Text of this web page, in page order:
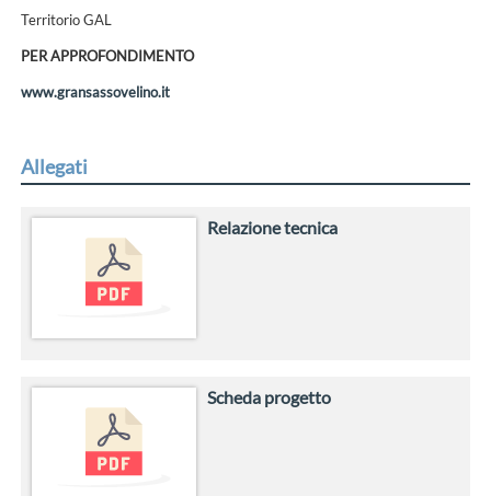
Territorio GAL
PER APPROFONDIMENTO
www.gransassovelino.it
Allegati
Relazione tecnica
Scheda progetto